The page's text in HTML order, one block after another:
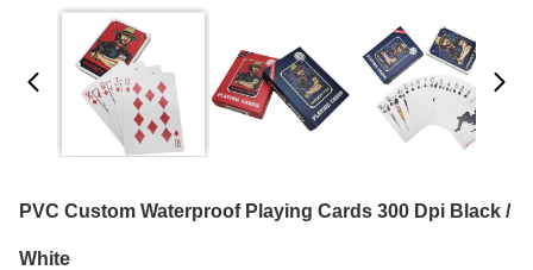
PVC Custom Waterproof Playing Cards 300 Dpi Black /
White